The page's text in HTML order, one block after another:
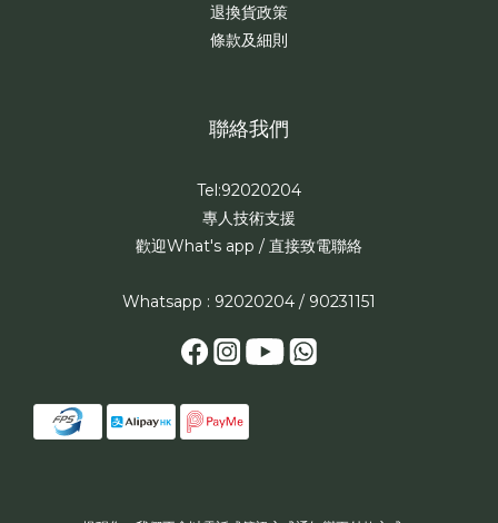
退換貨政策
條款及細則
聯絡我們
Tel:92020204
專人技術支援
歡迎What's app / 直接致電聯絡
Whatsapp : 92020204 / 90231151